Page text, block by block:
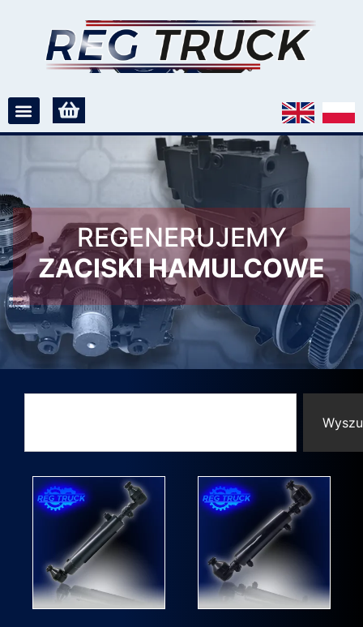
REGENERUJEMY
ZACISKI HAMULCOWE